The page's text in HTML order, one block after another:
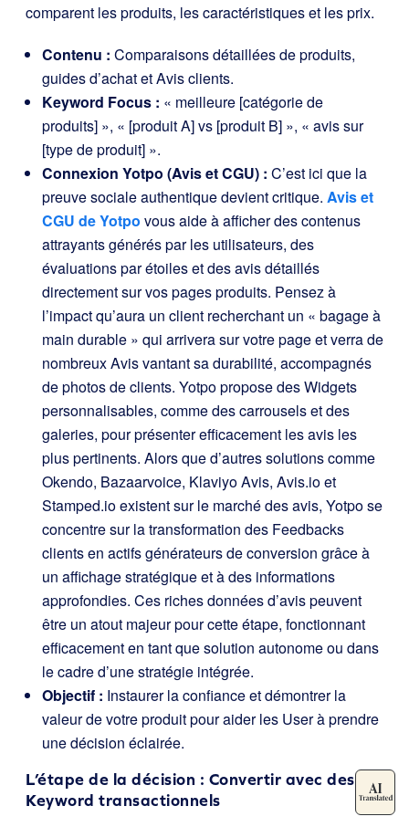
comparent les produits, les caractéristiques et les prix.
Contenu : Comparaisons détaillées de produits,
guides d’achat et Avis clients.
Keyword Focus : « meilleure [catégorie de
produits] », « [produit A] vs [produit B] », « avis sur
[type de produit] ».
Connexion Yotpo (Avis et CGU) : C’est ici que la
preuve sociale authentique devient critique. Avis et
CGU de Yotpo vous aide à afficher des contenus
attrayants générés par les utilisateurs, des
évaluations par étoiles et des avis détaillés
directement sur vos pages produits. Pensez à
l’impact qu’aura un client recherchant un « bagage à
main durable » qui arrivera sur votre page et verra de
nombreux Avis vantant sa durabilité, accompagnés
de photos de clients. Yotpo propose des Widgets
personnalisables, comme des carrousels et des
galeries, pour présenter efficacement les avis les
plus pertinents. Alors que d’autres solutions comme
Okendo, Bazaarvoice, Klaviyo Avis, Avis.io et
Stamped.io existent sur le marché des avis, Yotpo se
concentre sur la transformation des Feedbacks
clients en actifs générateurs de conversion grâce à
un affichage stratégique et à des informations
approfondies. Ces riches données d’avis peuvent
être un atout majeur pour cette étape, fonctionnant
efficacement en tant que solution autonome ou dans
le cadre d’une stratégie intégrée.
Objectif : Instaurer la confiance et démontrer la
valeur de votre produit pour aider les User à prendre
une décision éclairée.
L’étape de la décision : Convertir avec des
Keyword transactionnels